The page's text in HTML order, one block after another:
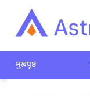
मुखपृष्ठ